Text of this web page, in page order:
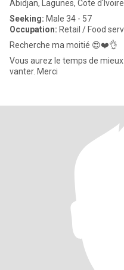
Abidjan, Lagunes, Cote d'Ivoire
Seeking: Male 34 - 57
Occupation: Retail / Food
Recherche ma moitié 😍❤️👌
Vous aurez le temps de
vanter. Merci